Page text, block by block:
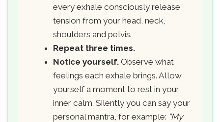
every exhale consciously release
tension from your head, neck,
shoulders and pelvis.
Repeat three times.
Notice yourself. Observe what
feelings each exhale brings. Allow
yourself a moment to rest in your
inner calm. Silently you can say your
personal mantra, for example: “My